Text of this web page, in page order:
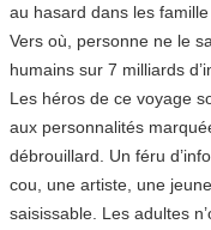
au hasard dans les
Vers où, personne ne le
humains sur 7 milliards
Les héros de ce voyage
aux personnalités
débrouillard. Un féru
cou, une artiste, une
saisissable. Les adultes